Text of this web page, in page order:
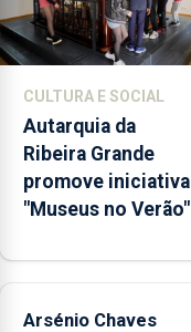
e
núcleos
integrados
na
Rede
Municipal
de
aos
durante
CULTURA E SOCIAL
Autarquia da
Ribeira Grande
promove iniciativa
"Museus no Verão"
Arsénio Chaves